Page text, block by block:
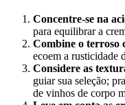
Concentre-se na
para equilibrar a
Combine o terroso
ecoem a rusticidade
Considere as
guiar sua seleção;
de vinhos de corpo